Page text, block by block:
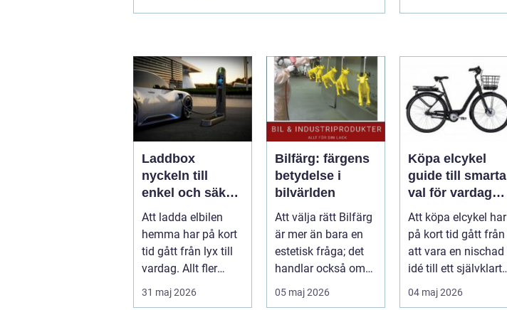
Laddbox
nyckeln till
enkel och säker
laddning hemma
Att ladda elbilen
hemma har på kort
tid gått från lyx till
vardag. Allt fler
inser hur smidigt
det ä...
31 maj 2026
Bilfärg: färgens
betydelse i
bilvärlden
Att välja rätt Bilfärg
är mer än bara en
estetisk fråga; det
handlar också om
att förstå hur val av
05 maj 2026
Köpa elcykel
guide till smarta
val för vardag
och fritid
Att köpa elcykel har
på kort tid gått från
att vara en nischad
idé till ett självklart
alternativ fö...
04 maj 2026